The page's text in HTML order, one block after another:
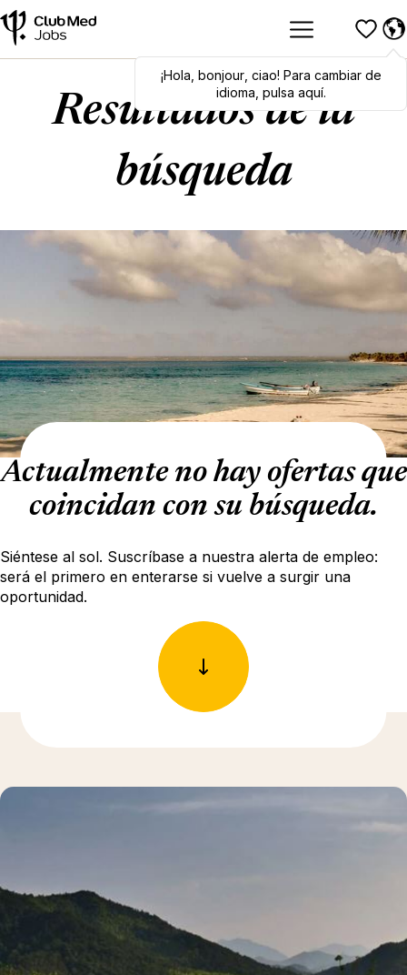
Hola,bonjour,ciao! To switch
languages, click here!
¡Hola bonjour, ciao! Para cambiar de
idioma, pulsa aquí.
Resultados de la
búsqueda
Actualmente no hay ofertas que
coincidan con su búsqueda.
Siéntese al sol. Suscríbase a nuestra alerta de empleo:
será el primero en enterarse si vuelve a surgir una
oportunidad.